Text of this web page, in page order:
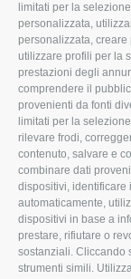
limitati per la
personalizzata,
personalizzata,
utilizzare profili per la
prestazioni degli
comprendere il
provenienti da fonti
limitati per la
rilevare frodi,
contenuto, salvare e
combinare dati
dispositivi, identificare
automaticamente,
dispositivi in base a
prestare, rifiutare o
sostanziali. Cliccando
strumenti simili.
Missione e
Organigramma
I Nostri Servizi
Uffici della Sede
provinciale
Le Sedi di Zona
Agricoltori S.r.l.
Whistleblowing
Confagricoltura
Agricoltori srl